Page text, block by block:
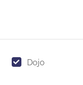
Dojo